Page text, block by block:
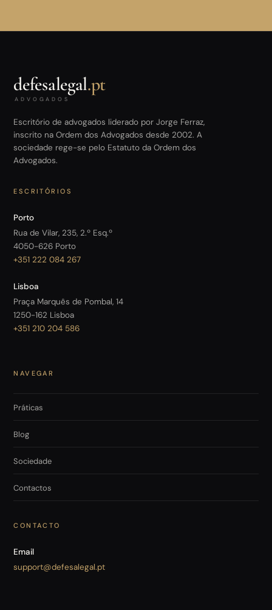
defesalegal.pt
ADVOGADOS
Escritório de advogados liderado por Jorge Ferraz,
inscrito na Ordem dos Advogados desde 2002. A
sociedade rege-se pelo Estatuto da Ordem dos
Advogados.
ESCRITÓRIOS
Porto
Rua de Vilar, 235, 2.º Esq.º
4050-626 Porto
+351 222 084 267
Lisboa
Praça Marquês de Pombal, 14
1250-162 Lisboa
+351 210 204 586
NAVEGAR
Práticas
Blog
Sociedade
Contactos
CONTACTO
Email
support@defesalegal.pt